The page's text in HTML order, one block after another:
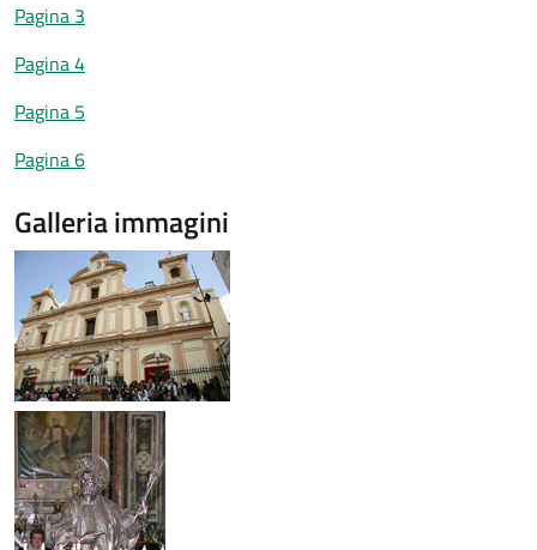
Pagina 3
Pagina 4
Pagina 5
Pagina 6
Galleria immagini